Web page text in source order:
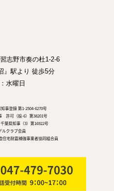
志野市奏の杜1-2-6
』駅より 徒歩5分
水曜日
事登録 第1-2504-6270号
許可（般-6）第38201号
葉県知事（3）第16922号
ルクラブ会員
住宅耐震補強事業者協同組合員